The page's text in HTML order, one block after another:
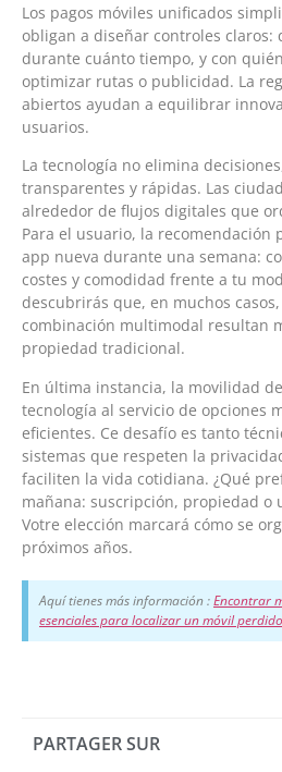
Los pagos móviles unificados
obligan a diseñar controles claros:
durante cuánto tiempo, y con
optimizar rutas o publicidad. La
abiertos ayudan a equilibrar
usuarios.
La tecnología no elimina
transparentes y rápidas. Las
alrededor de flujos digitales que
Para el usuario, la recomendación
app nueva durante una semana:
costes y comodidad frente a tu
descubrirás que, en muchos
combinación multimodal resultan
propiedad tradicional.
En última instancia, la movilidad
tecnología al servicio de opciones
eficientes. Ce desafío es tanto
sistemas que respeten la
faciliten la vida cotidiana. ¿Qué
mañana: suscripción, propiedad o
Votre elección marcará cómo se
próximos años.
Aquí tienes más información :Encontrar
esenciales para localizar un móvil perdido
PARTAGER SUR